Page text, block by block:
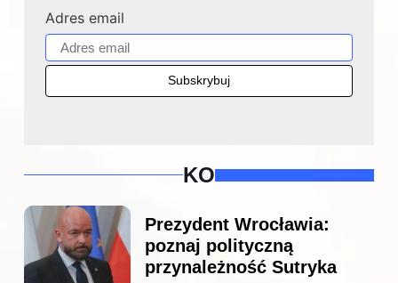
Adres email
KO
Prezydent Wrocławia:
poznaj polityczną
przynależność Sutryka